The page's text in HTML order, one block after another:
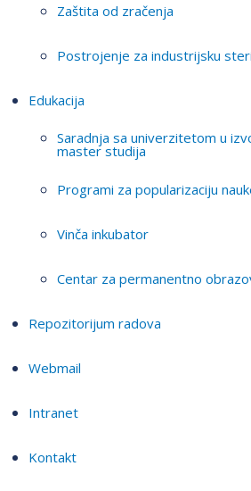
Zaštita od zračenja
Postrojenje za industrijsku
Edukacija
Saradnja sa univerzitetom u
master studija
Programi za popularizaciju
Vinča inkubator
Centar za permanentno
Repozitorijum radova
Webmail
Intranet
Kontakt